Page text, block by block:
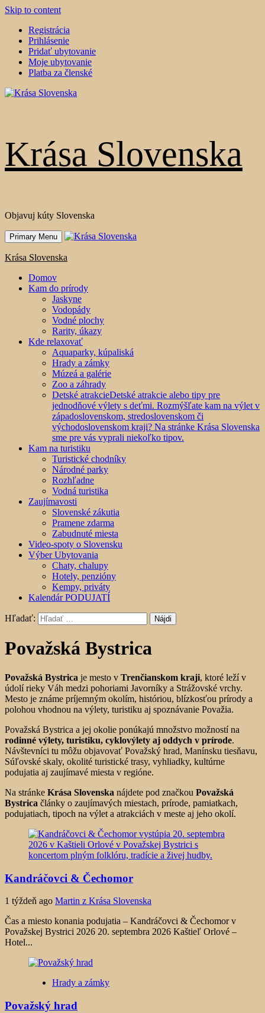
Skip to content
Registrácia
Prihlásenie
Pridať ubytovanie
Moje ubytovanie
Platba za členské
Krása Slovenska
Objavuj kúty Slovenska
Primary Menu
Krása Slovenska
Domov
Kam do prírody
Jaskyne
Vodopády
Vodné plochy
Rarity, úkazy
Kde relaxovať
Aquaparky, kúpaliská
Hrady a zámky
Múzeá a galérie
Zoo a záhrady
Detské atrakcieDetské atrakcie alebo tipy pre
jednodňové výlety s deťmi. Rozmýšľate kam na výlet v
západoslovenskom, stredoslovenskom či
východoslovenskom kraji? Na stránke Krása Slovenska
sme pre vás vyprali niekoľko tipov.
Kam na turistiku
Turistické chodníky
Národné parky
Rozhľadne
Vodná turistika
Zaujímavosti
Slovenské zákutia
Pramene zdarma
Zabudnuté miesta
Video-spoty o Slovensku
Výber Ubytovania
Chaty, chalupy
Hotely, penzióny
Kempy, priváty
Kalendár PODUJATÍ
Hľadať:
Považská Bystrica
Považská Bystrica je mesto v Trenčianskom kraji, ktoré leží v
údolí rieky Váh medzi pohoriami Javorníky a Strážovské vrchy.
Mesto je známe príjemným okolím, históriou, blízkosťou prírody a
polohou vhodnou na výlety, turistiku aj spoznávanie Považia.
Považská Bystrica a jej okolie ponúkajú množstvo možností na
rodinné výlety, turistiku, cyklovýlety aj oddych v prírode.
Návštevníci tu môžu objavovať Považský hrad, Manínsku tiesňavu,
Súľovské skaly, okolité turistické trasy, vyhliadky, kultúrne
podujatia aj zaujímavé miesta v regióne.
Na stránke Krása Slovenska nájdete pod značkou Považská
Bystrica články o zaujímavých miestach, prírode, pamiatkach,
podujatiach, tipoch na výlet a atrakciách v meste aj jeho okolí.
Kandráčovci & Čechomor
1 týždeň ago Martin z Krása Slovenska
Čas a miesto konania podujatia – Kandráčovci & Čechomor v
Považskej Bystrici 2026 20. septembra 2026 Kaštieľ Orlové –
Hotel...
Hrady a zámky
Považský hrad